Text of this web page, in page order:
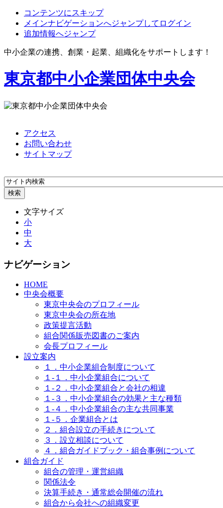
コンテンツにスキップ
メインナビゲーションへジャンプしてログイン
追加情報へジャンプ
中小企業の連携、創業・起業、組織化をサポートします！
東京都中小企業団体中央会
アクセス
お問い合わせ
サイトマップ
文字サイズ
小
中
大
ナビゲーション
HOME
中央会概要
東京中央会のプロフィール
東京中央会の所在地
政策提言活動
組合関係販売図書のご案内
会長プロフィール
設立案内
１．中小企業組合制度について
１-１．中小企業組合について
１-２．中小企業組合と会社の相違
１-３．中小企業組合の効果と主な種類
１-４．中小企業組合の主な共同事業
１-５．企業組合とは
２．組合設立の手続きについて
３．設立相談について
４．組合ガイドブック・組合事例について
組合ガイド
組合の管理・運営組織
関係法令
決算手続き・通常総会開催の流れ
組合から会社への組織変更